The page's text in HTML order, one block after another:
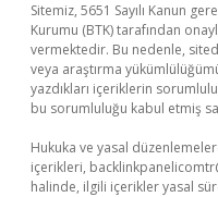
Sitemiz, 5651 Sayılı Kanun
Kurumu (BTK) tarafından
vermektedir. Bu nedenle,
veya araştırma
yazdıkları içeriklerin
bu sorumluluğu kabul etmiş
Hukuka ve yasal
içerikleri,
halinde, ilgili içerikler yasal